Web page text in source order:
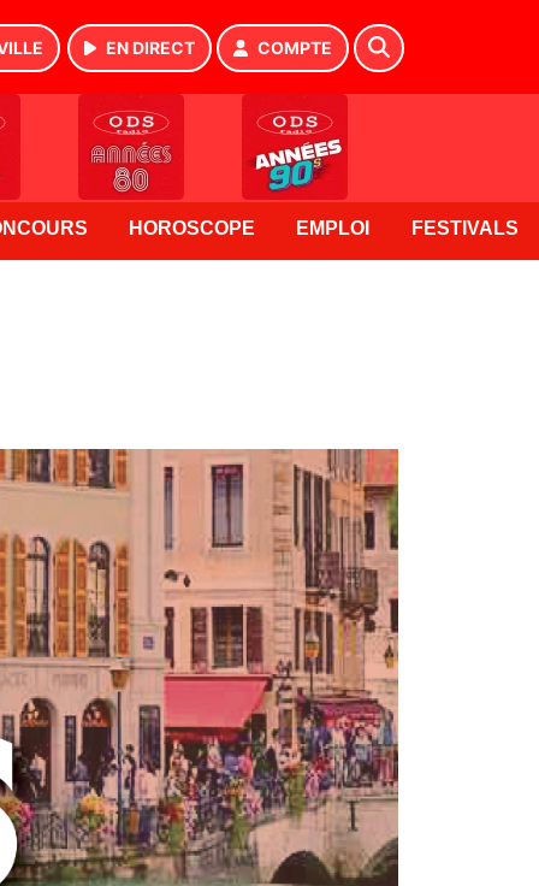
EN DIRECT COMPTE
HOROSCOPE EMPLOI FESTIVALS